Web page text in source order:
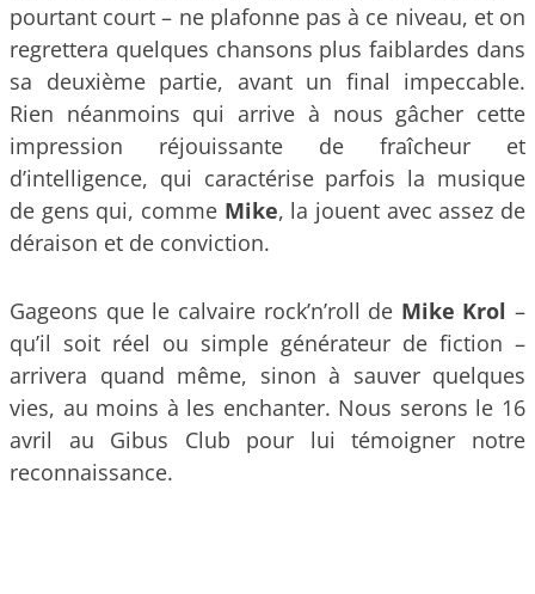
pourtant court – ne plafonne pas à ce niveau, et on
regrettera quelques chansons plus faiblardes dans
sa deuxième partie, avant un final impeccable.
Rien néanmoins qui arrive à nous gâcher cette
impression réjouissante de fraîcheur et
d’intelligence, qui caractérise parfois la musique
de gens qui, comme Mike, la jouent avec assez de
déraison et de conviction.
Gageons que le calvaire rock’n’roll de Mike Krol –
qu’il soit réel ou simple générateur de fiction –
arrivera quand même, sinon à sauver quelques
vies, au moins à les enchanter. Nous serons le 16
avril au Gibus Club pour lui témoigner notre
reconnaissance.